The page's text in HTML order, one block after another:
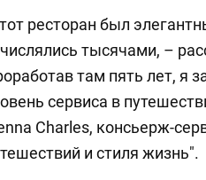
ресторан был
тысячами, –
там пять лет, я
сервиса в
Charles, консьерж-
и стиля жизнь".